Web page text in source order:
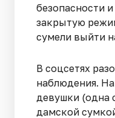
безопасности
закрытую
сумели выйти
В соцсетях
наблюдения.
девушки (одна
дамской